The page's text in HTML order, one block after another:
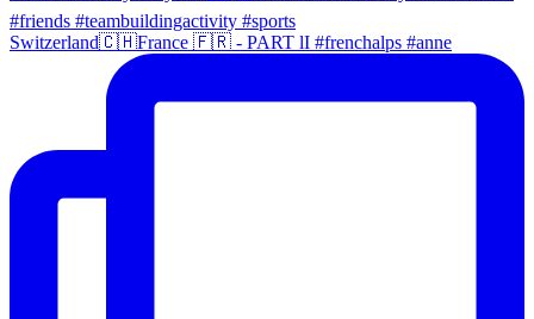
Switzerland🇨🇭France 🇫🇷 - PART lI #frenchalps #anne